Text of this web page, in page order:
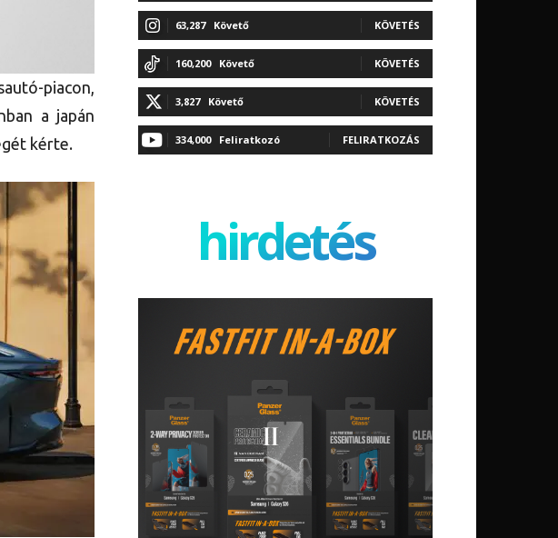
piacon,
a japán
kérte.
63,287 Követő KÖVETÉS
160,200 Követő KÖVETÉS
3,827 Követő KÖVETÉS
334,000 Feliratkozó FELIRATKOZÁS
hirdetés